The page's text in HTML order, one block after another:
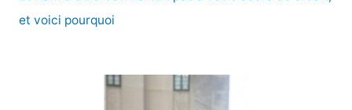
et voici pourquoi